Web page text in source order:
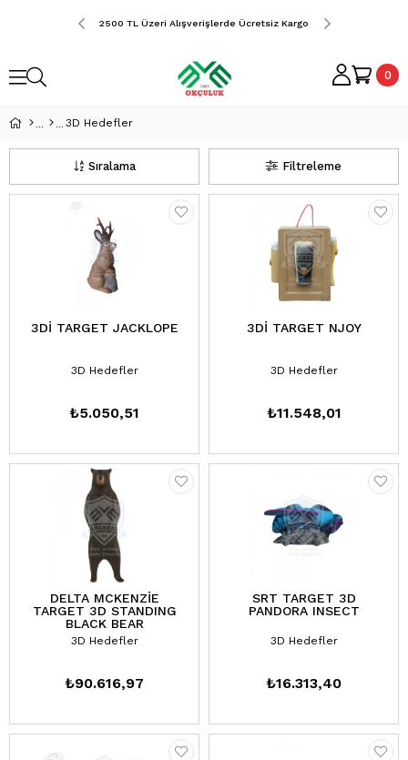
Ücretsiz Kargo 2500 TL Üzeri Alışverişlerde Ücretsiz Kargo 2500 TL Üzeri
0
3D Hedefler
Filtreleme
Sıralama
3Dİ TARGET JACKLOPE
3D Hedefler
₺5.050,51
3Dİ TARGET NJOY
3D Hedefler
₺11.548,01
DELTA MCKENZİE
TARGET 3D STANDING
BLACK BEAR
3D Hedefler
₺90.616,97
SRT TARGET 3D
PANDORA INSECT
3D Hedefler
₺16.313,40